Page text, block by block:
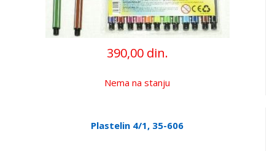
390,00 din.
Nema na stanju
Plastelin 4/1, 35-606